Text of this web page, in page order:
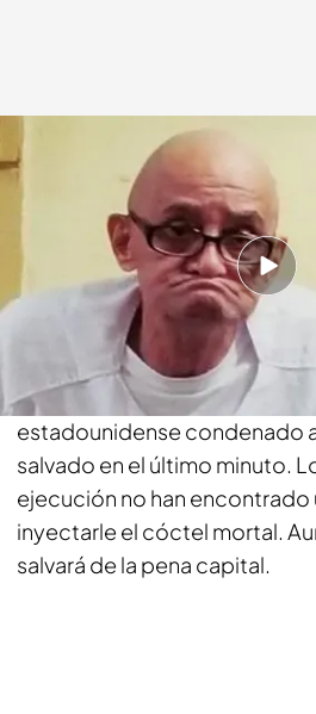
Aldara Martitegui
16 NOV 2017 - 15:10h.
Compartir
Eran los últimos minutos de
cámara de ejecuciones, pero
estadounidense condenado
salvado en el último minuto.
ejecución no han encontrado
inyectarle el cóctel mortal.
salvará de la pena capital.